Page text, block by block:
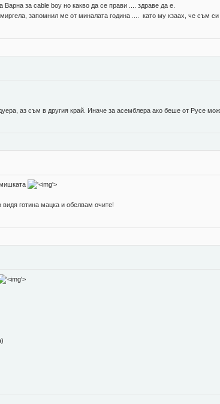
за cable boy но какво да се прави .... здраве да е.
запомнил ме от миналата година .... като му кзаах, че съм си
аз съм в другия край. Иначе за асемблера ако беше от Русе
'>
готина мацка и обелвам очите!
'>